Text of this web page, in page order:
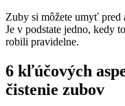
Zuby si môžete umyť pred
Je v podstate jedno, kedy
robili pravidelne.
6 kľúčových
čistenie zubov